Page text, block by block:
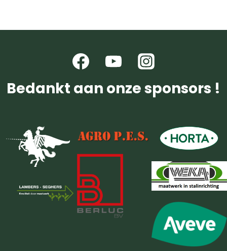
Bedankt aan onze sponsors !